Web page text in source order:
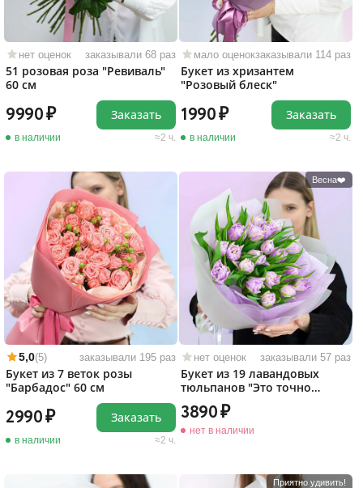
нет оценок заказывали 68 раз
51 розовая роза "Ревиваль"
60 см
9990
в наличии 2 ч.
Заказать
мало оценокзаказывали 114 раз
Букет из хризантем
"Розовый блеск"
1990
в наличии 2 ч.
Заказать
5,0(5) заказывали 195 раз
Букет из 7 веток розы
"Барбадос" 60 см
2990
в наличии 2 ч.
Заказать
Весна❤️
нет оценок заказывали 57 раз
Букет из 19 лавандовых
тюльпанов "Это точно
любовь!"
3890
нет в наличии
Приятно удивить!